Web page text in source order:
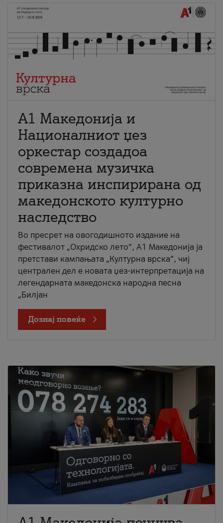
А1 Македонија и
Националниот џез
оркестар создадоа
современа музичка
приказна инспирирана од
македонското културно
наследство
Во пресрет на овогодишното издание на
фестивалот „Охридско лето“, А1 Македонија ја
претстави кампањата „Културна врска“, чиј
централен дел е новата џез-интерпретација на
легендарната македонска народна песна
„Билјан
Дознај повеќе